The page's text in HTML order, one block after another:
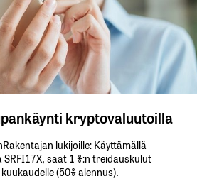
kryptovaluutoilla
lukijoille: Käyttämällä​
​saat​ ​1 %:n treidauskulut​
​(50%​ ​alennus).